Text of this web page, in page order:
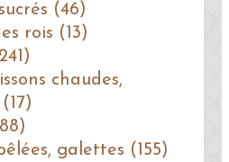
(46)
rois (13)
chaudes,
galettes (155)